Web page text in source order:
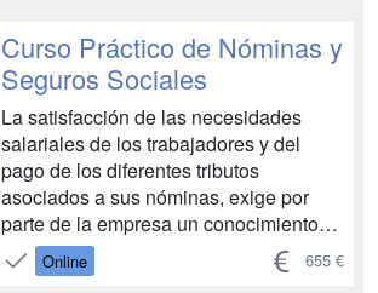
igualdad retributiva entr...
Curso Práctico de Nóminas y
Seguros Sociales
La satisfacción de las necesidades
salariales de los trabajadores y del
pago de los diferentes tributos
asociados a sus nóminas, exige por
parte de la empresa un conocimiento
exhaustivo de una variada normativa
laboral e impositiva, a fin de
Online 655 €